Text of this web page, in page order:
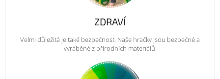
ZDRAVÍ
Velmi důležitá je také bezpečnost. Naše hračky jsou bezpečné a
vyráběné z přírodních materiálů.